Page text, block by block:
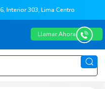
Interior 303, Lima Centro
Llamar Ahora